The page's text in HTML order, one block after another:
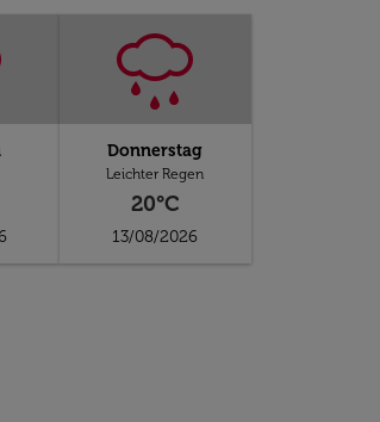
Donnerstag
Leichter Regen
20°C
13/08/2026